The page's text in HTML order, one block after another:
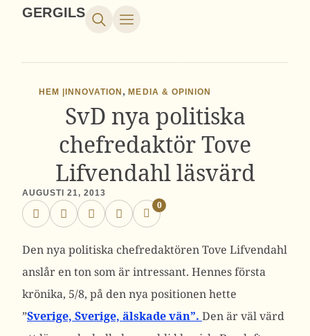
GERGILS
HEM | INNOVATION , MEDIA & OPINION
SvD nya politiska
chefredaktör Tove
Lifvendahl läsvärd
AUGUSTI 21, 2013
0
Den nya politiska chefredaktören Tove Lifvendahl
anslår en ton som är intressant. Hennes första
krönika, 5/8, på den nya positionen hette
”Sverige, Sverige, älskade vän”. Den är väl värd